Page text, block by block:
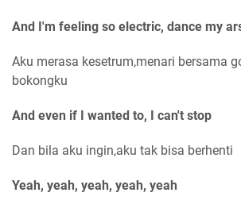
And I'm feeling so electric, dance my
Aku merasa kesetrum,menari bersama
bokongku
And even if I wanted to, I can't stop
Dan bila aku ingin,aku tak bisa berhenti
Yeah, yeah, yeah, yeah, yeah